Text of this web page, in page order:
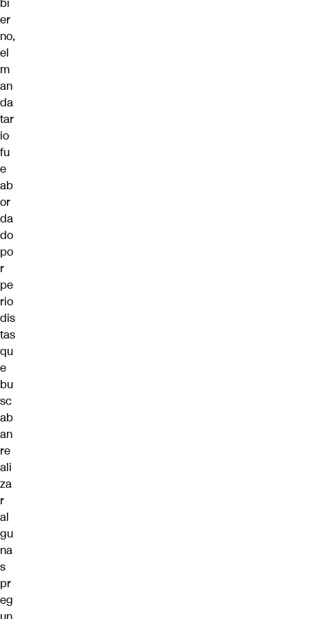
er
no,
el
m
an
da
tar
io
fu
e
ab
or
da
do
po
r
pe
rio
dis
tas
qu
e
bu
sc
ab
an
re
ali
za
r
al
gu
na
s
pr
eg